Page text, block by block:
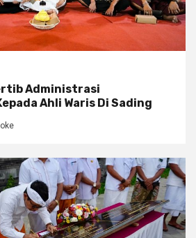
Administrasi
Ahli Waris Di Sading